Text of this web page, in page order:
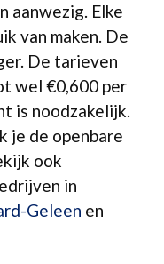
aanwezig. Elke
van maken. De
De tarieven
wel €0,600 per
is noodzakelijk.
je de openbare
ook
in
Geleen en